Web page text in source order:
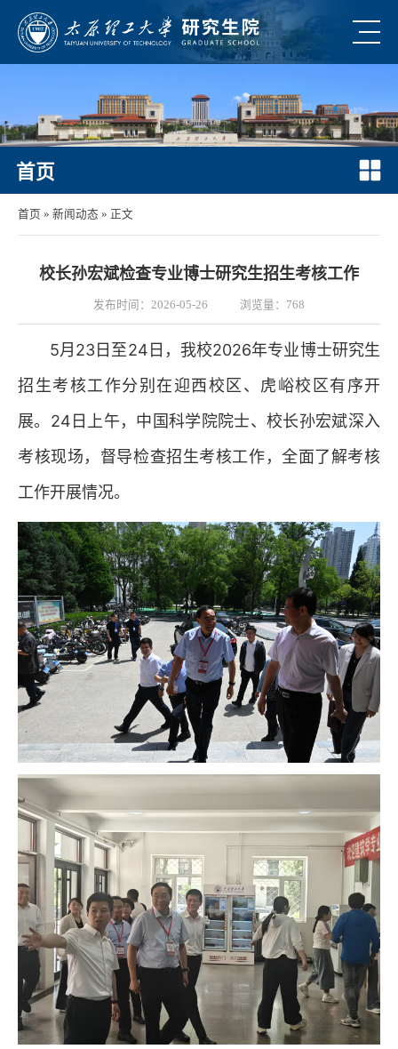
首页
首页 » 新闻动态 » 正文
校长孙宏斌检查专业博士研究生招生考核工作
发布时间：2026-05-26 浏览量： 768
5月23日至24日，我校2026年专业博士研究生
招生考核工作分别在迎西校区、虎峪校区有序开
展。24日上午，中国科学院院士、校长孙宏斌深入
考核现场，督导检查招生考核工作，全面了解考核
工作开展情况。